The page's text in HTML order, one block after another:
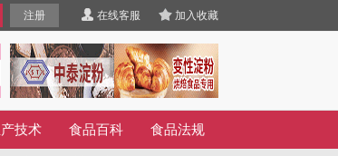
加入收藏
在线客服
注册
技术 食品百科 食品法规